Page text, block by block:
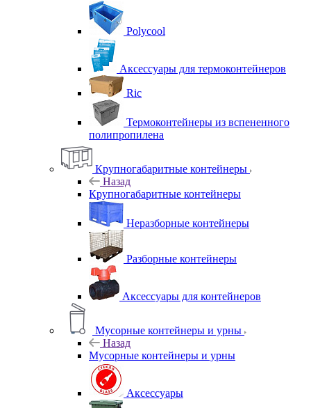
Polycool
Аксессуары для термоконтейнеров
Ric
Термоконтейнеры из вспененного
полипропилена
Крупногабаритные контейнеры
Назад
Крупногабаритные контейнеры
Неразборные контейнеры
Разборные контейнеры
Аксессуары для контейнеров
Мусорные контейнеры и урны
Назад
Мусорные контейнеры и урны
Аксессуары